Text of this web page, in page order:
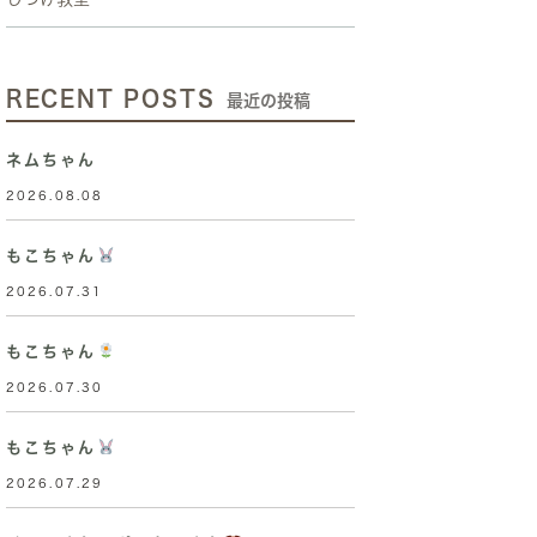
RECENT POSTS 最近の投稿
ネムちゃん
2026.08.08
もこちゃん
2026.07.31
もこちゃん
2026.07.30
もこちゃん
2026.07.29